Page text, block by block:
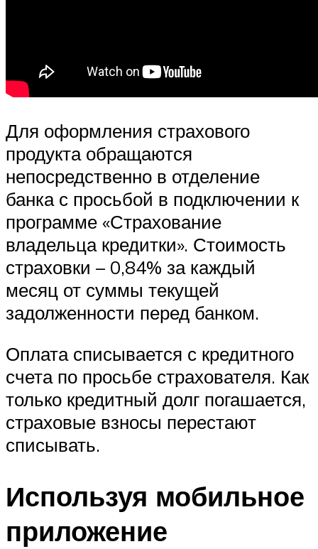
Для оформления страхового
продукта обращаются
непосредственно в отделение
банка с просьбой в подключении к
программе «Страхование
владельца кредитки». Стоимость
страховки – 0,84% за каждый
месяц от суммы текущей
задолженности перед банком.
Оплата списывается с кредитного
счета по просьбе страхователя. Как
только кредитный долг погашается,
страховые взносы перестают
списывать.
Используя мобильное
приложение